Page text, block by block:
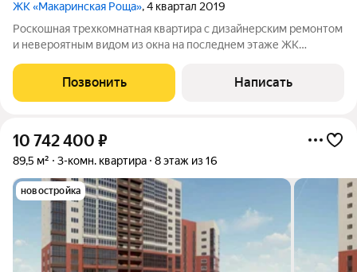
ЖК «Макаринская Роща», 4 квартал 2019
Роскошная трехкомнатная квартира с дизайнерским ремонтом
и невероятным видом из окна на последнем этаже ЖК
огромную парковку, ухоженный двор с большой детской
площадкой и удобное расположение. Рядом
Позвонить Написать
10 742 400 ₽
89,5 м² 3-комн. квартира 8 этаж из 16
новостройка